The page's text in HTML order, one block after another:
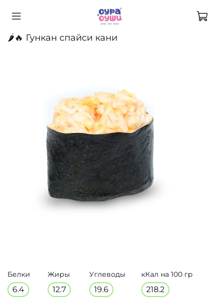
🌶🔥 Гункан спайси кани
Белки
6.4
Жиры
12.7
Углеводы
19.6
кКал на 100 гр
218.2